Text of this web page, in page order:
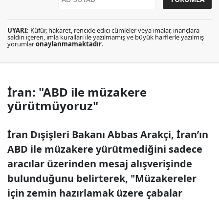
UYARI: Küfür, hakaret, rencide edici cümleler veya imalar, inançlara
saldırı içeren, imla kuralları ile yazılmamış ve büyük harflerle yazılmış
yorumlaronaylanmamaktadır.
İran: "ABD ile müzakere
yürütmüyoruz"
İran Dışişleri Bakanı Abbas Arakçi, İran’ın
ABD ile müzakere yürütmediğini sadece
aracılar üzerinden mesaj alışverişinde
bulunduğunu belirterek, "Müzakereler
için zemin hazırlamak üzere çabalar